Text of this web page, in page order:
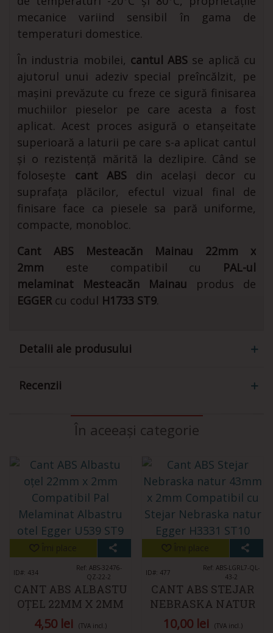
mecanice variind sensibil în gama de
temperaturi domestice.
În industria mobilei, cantul ABS se aplică cu
ajutorul unui adeziv special preîncălzit, pe
mașini prevăzute cu freze ce sigură finisarea
muchiilor pieselor pe care acesta a fost
aplicat. Acest proces asigură o etanșeitate
superioară a laturii pe care s-a aplicat cantul
și o rezistență mărită la dezlipire. Când se
folosește cant ABS din același decor cu
suprafața plăcilor, efectul vizual final de
finisare face ca piesele sa pară uniforme,
compacte, monobloc.
Cant ABS Mesteacăn Mainau 22mm x
2mm este compatibil cu PAL-ul
melaminat Mesteacăn Mainau
produs de
EGGERcu codul H1733 ST9.
Detalii ale produsului
Recenzii
În aceeași categorie
ID#: 434
Ref: ABS-32476-
QZ-22-2
CANT ABS ALBASTU
OȚEL 22MM X 2MM
4,50 lei (TVA incl.)
ID#: 477
Ref: ABS-LGRL7-QL-
43-2
CANT ABS STEJAR
NEBRASKA NATUR
43MM X 2MM
10,00 lei (TVA incl.)